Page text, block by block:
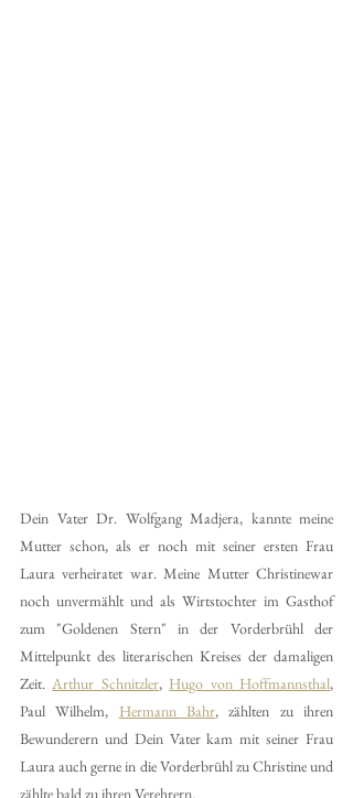
Dein Vater Dr. Wolfgang Madjera, kannte meine
Mutter schon, als er noch mit seiner ersten Frau
Laura verheiratet war. Meine Mutter Christinewar
noch unvermählt und als Wirtstochter im Gasthof
zum "Goldenen Stern" in der Vorderbrühl der
Mittelpunkt des literarischen Kreises der damaligen
Zeit. Arthur Schnitzler, Hugo von Hoffmannsthal,
Paul Wilhelm, Hermann Bahr, zählten zu ihren
Bewunderern und Dein Vater kam mit seiner Frau
Laura auch gerne in die Vorderbrühl zu Christine und
zählte bald zu ihren Verehrern.